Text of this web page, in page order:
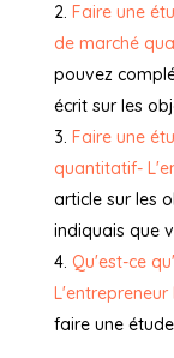
Faire une
de marché
pouvez
écrit sur les
Faire une
quantitatif-
article sur les
indiquais que
Qu'est-ce
faire une